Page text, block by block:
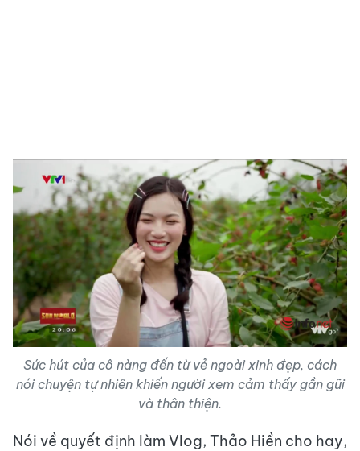
Sức hút của cô nàng đến từ vẻ ngoài xinh đẹp, cách
nói chuyện tự nhiên khiến người xem cảm thấy gần gũi
và thân thiện.
Nói về quyết định làm Vlog, Thảo Hiền cho hay,